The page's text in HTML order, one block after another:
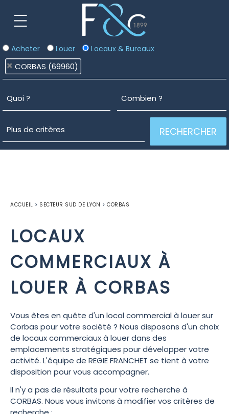
Acheter Louer Locaux & Bureaux
CORBAS (69960)
ACCUEIL > SECTEUR SUD DE LYON > CORBAS
LOCAUX
COMMERCIAUX À
LOUER À CORBAS
Vous êtes en quête d'un local commercial à louer sur
Corbas pour votre société ? Nous disposons d'un choix
de locaux commerciaux à louer dans des
emplacements stratégiques pour développer votre
activité. L'équipe de REGIE FRANCHET se tient à votre
disposition pour vous accompagner.
Il n'y a pas de résultats pour votre recherche à
CORBAS. Nous vous invitons à modifier vos critères de